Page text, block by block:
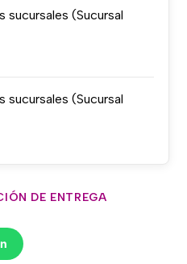
sucursales (Sucursal
sucursales (Sucursal
DE ENTREGA